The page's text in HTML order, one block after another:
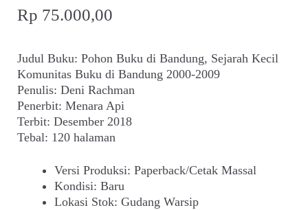
Rp 75.000,00
Judul Buku: Pohon Buku di Bandung, Sejarah Kecil
Komunitas Buku di Bandung 2000-2009
Penulis: Deni Rachman
Penerbit: Menara Api
Terbit: Desember 2018
Tebal: 120 halaman
Versi Produksi: Paperback/Cetak Massal
Kondisi: Baru
Lokasi Stok: Gudang Warsip